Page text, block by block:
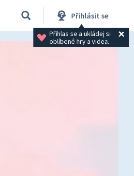
Přihlásit se
Přihlas se a ukládej si
oblíbené hry a videa.